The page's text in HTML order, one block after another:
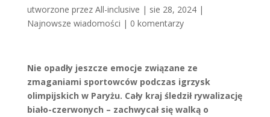
utworzone przez All-inclusive | sie 28, 2024|
Najnowsze wiadomości | 0 komentarzy
Nie opadły jeszcze emocje związane ze
zmaganiami sportowców podczas igrzysk
olimpijskich w Paryżu. Cały kraj śledził rywalizację
biało-czerwonych – zachwycał się walką o